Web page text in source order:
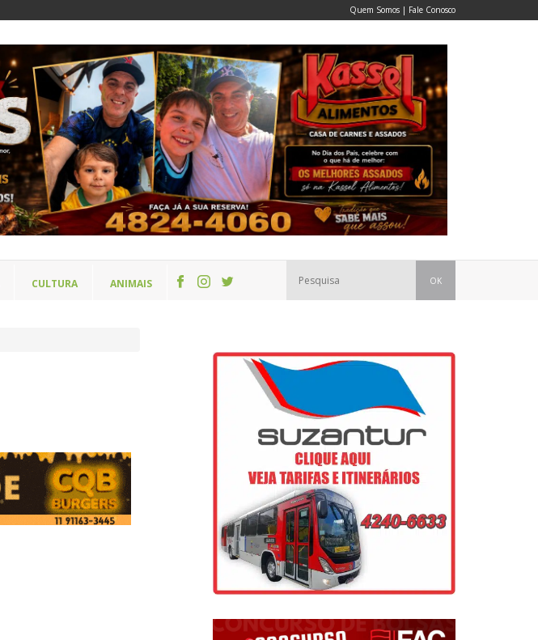
Quem Somos | Fale Conosco
CULTURA ANIMAIS OK